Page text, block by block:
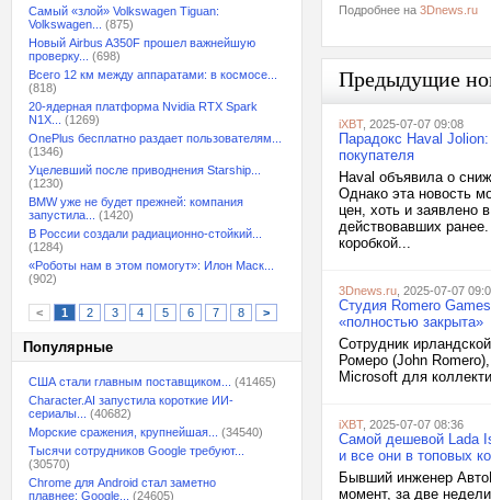
Самый «злой» Volkswagen Tiguan:
Volkswagen...
(875)
Новый Airbus A350F прошел важнейшую
проверку...
(698)
Всего 12 км между аппаратами: в космосе...
(818)
20-ядерная платформа Nvidia RTX Spark
N1X...
(1269)
OnePlus бесплатно раздает пользователям...
(1346)
Уцелевший после приводнения Starship...
(1230)
BMW уже не будет прежней: компания
запустила...
(1420)
В России создали радиационно-стойкий...
(1284)
«Роботы нам в этом помогут»: Илон Маск...
(902)
< 1 2 3 4 5 6 7 8 >
Популярные
США стали главным поставщиком...
(41465)
Character.AI запустила короткие ИИ-
сериалы...
(40682)
Морские сражения, крупнейшая...
(34540)
Тысячи сотрудников Google требуют...
(30570)
Chrome для Android стал заметно
плавнее: Google...
(24605)
Подробнее на 3Dnews.ru
Предыдущие
iXBT, 2025-07-07 09:08
Парадокс Haval
покупателя
Haval объявила о
Однако эта новость
цен, хоть и заявлено
действовавших
коробкой...
3Dnews.ru , 2025-07-07
Студия Romero
«полностью закрыта»
Сотрудник
Ромеро (John
Microsoft для
iXBT, 2025-07-07 08:36
Самой дешевой Lada
и все они в топовых
Бывший инженер
момент, за две